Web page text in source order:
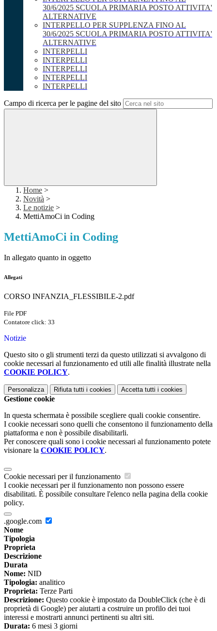
30/6/2025 SCUOLA PRIMARIA POSTO ATTIVITA'
ALTERNATIVE
INTERPELLO PER SUPPLENZA FINO AL
30/6/2025 SCUOLA PRIMARIA POSTO ATTIVITA'
ALTERNATIVE
INTERPELLI
INTERPELLI
INTERPELLI
INTERPELLI
INTERPELLI
Campo di ricerca per le pagine del sito
Home >
Novità >
Le notizie >
MettiAmoCi in Coding
MettiAmoCi in Coding
In allegato quanto in oggetto
Allegati
CORSO INFANZIA_FLESSIBILE-2.pdf
File PDF
Contatore click: 33
Notizie
Questo sito o gli strumenti terzi da questo utilizzati si avvalgono di
cookie necessari al funzionamento ed utili alle finalità illustrate nella
COOKIE POLICY.
Personalizza Rifiuta tutti i cookies Accetta tutti i cookies
Gestione cookie
In questa schermata è possibile scegliere quali cookie consentire.
I cookie necessari sono quelli che consentono il funzionamento della
piattaforma e non è possibile disabilitarli.
Per conoscere quali sono i cookie necessari al funzionamento potete
visionare la COOKIE POLICY.
Cookie necessari per il funzionamento
I cookie necessari per il funzionamento non possono essere
disabilitati. È possibile consultare l'elenco nella pagina della cookie
policy.
.google.com
Nome
Tipologia
Proprieta
Descrizione
Durata
Nome: NID
Tipologia: analitico
Proprieta: Terze Parti
Descrizione: Questo cookie è impostato da DoubleClick (che è di
proprietà di Google) per aiutarti a costruire un profilo dei tuoi
interessi e mostrarti annunci pertinenti su altri siti.
Durata: 6 mesi 3 giorni